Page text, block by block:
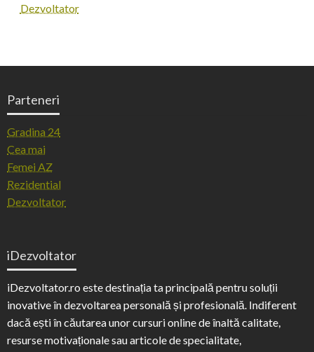
Dezvoltator
Parteneri
Gradina 24
Cea mai
Femei AZ
Rezidential
Dezvoltator
iDezvoltator
iDezvoltator.ro este destinația ta principală pentru soluții
inovative în dezvoltarea personală și profesională. Indiferent
dacă ești în căutarea unor cursuri online de înaltă calitate,
resurse motivaționale sau articole de specialitate,